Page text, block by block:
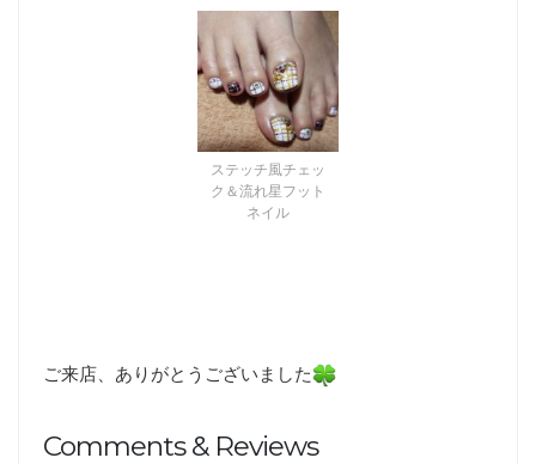
ステッチ風チェッ
ク＆流れ星フット
ネイル
ご来店、ありがとうございました
Comments & Reviews